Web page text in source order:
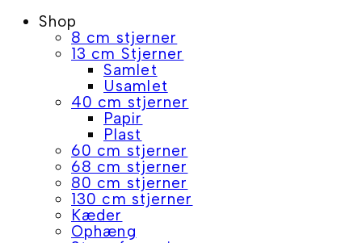
Shop
8 cm stjerner
13 cm Stjerner
Samlet
Usamlet
40 cm stjerner
Papir
Plast
60 cm stjerner
68 cm stjerner
80 cm stjerner
130 cm stjerner
Kæder
Ophæng